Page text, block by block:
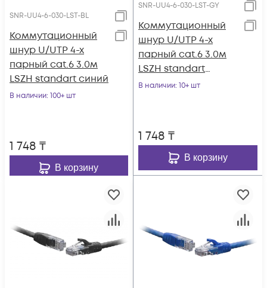
SNR-UU4-6-030-LST-BL
Коммутационный
шнур U/UTP 4-х
парный cat.6 3.0м
LSZH standart синий
В наличии: 100+ шт
1 748 ₸
В корзину
SNR-UU4-6-030-LST-GY
Коммутационный
шнур U/UTP 4-х
парный cat.6 3.0м
LSZH standart
серый
В наличии: 10+ шт
1 748 ₸
В корзину